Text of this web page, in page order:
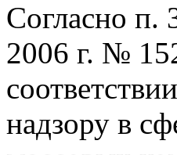
Согласно п.
2006 г. №
надзору в